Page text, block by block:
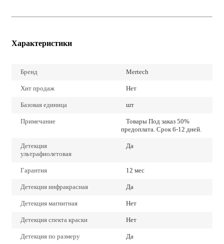
Характеристики
Бренд Mertech
Хит продаж Нет
Базовая единица шт
Примечание
Товары Под заказ 50%
предоплата. Срок 6-12 дней.
Детекция
ультрафиолетовая
Да
Гарантия 12 мес
Детекция инфракрасная Да
Детекция магнитная Нет
Детекция спекта краски Нет
Детекция по размеру Да